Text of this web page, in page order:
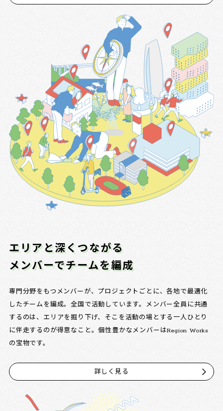
エリアと深くつながる
メンバーでチームを編成
専門分野をもつメンバーが、プロジェクトごとに、各地で最適化
したチームを編成。全国で活動しています。メンバー全員に共通
するのは、エリアを掘り下げ、そこを活動の場とする一人ひとり
に伴走するのが得意なこと。個性豊かなメンバーはRegion Works
の宝物です。
詳しく見る